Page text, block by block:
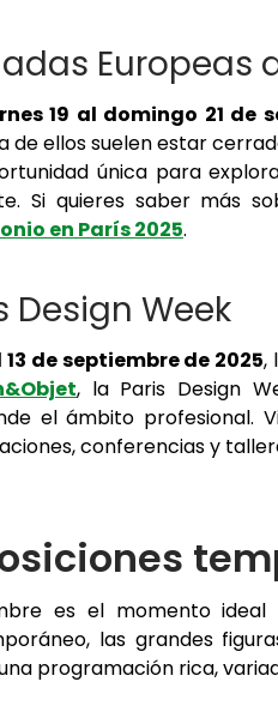
Europeas
19 al domingo 21 de
de ellos suelen estar
única para
Si quieres saber más
en París 2025.
Design Week
13 de septiembre de 2025,
, la Paris Design
el ámbito profesional.
conferencias y
es el momento
las grandes
programación rica,